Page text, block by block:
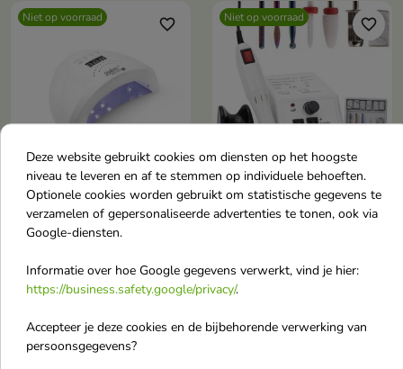
Niet op voorraad favorite_border
Palu Stylistic L2 lamp
met spiegelende
Professionele 48W UV/ LED
lamp met Dual LED-technologie
en 30 diodes, die zorgt voor een
van hybride nagellakken, gels en
andere
Niet op voorraad favorite_border
15W manicure
frezen, wit
Freesmachine manicure
Deze website gebruikt cookies om diensten op het hoogste
niveau te leveren en af te stemmen op individuele behoeften.
Optionele cookies worden gebruikt om statistische gegevens te
verzamelen of gepersonaliseerde advertenties te tonen, ook via
Google-diensten.
Informatie over hoe Google gegevens verwerkt, vind je hier:
https://business.safety.google/privacy/.
Accepteer je deze cookies en de bijbehorende verwerking van
persoonsgegevens?